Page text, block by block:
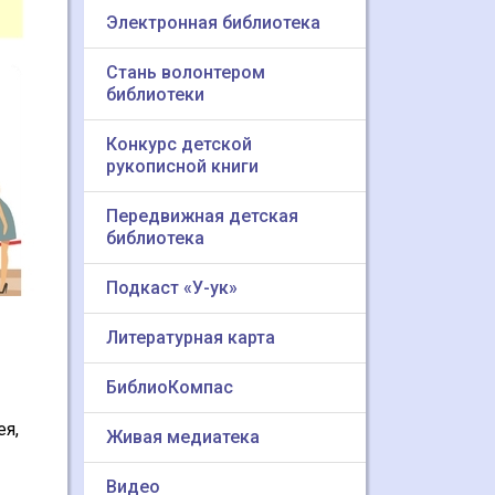
Электронная библиотека
Стань волонтером
библиотеки
Конкурс детской
рукописной книги
Передвижная детская
библиотека
Подкаст «У-ук»
Литературная карта
БиблиоКомпас
Живая медиатека
Видео